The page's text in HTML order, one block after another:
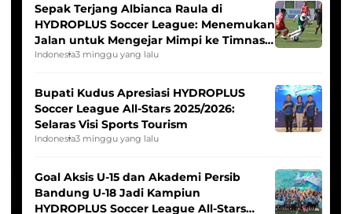
Sepak Terjang Albianca Raula di
HYDROPLUS Soccer League: Menemukan
Jalan untuk Mengejar Mimpi ke Timnas
Indonesia Putri
Indonesia3 minggu yang lalu
Bupati Kudus Apresiasi HYDROPLUS
Soccer League All-Stars 2025/2026:
Selaras Visi Sports Tourism
Indonesia3 minggu yang lalu
Goal Aksis U-15 dan Akademi Persib
Bandung U-18 Jadi Kampiun
HYDROPLUS Soccer League All-Stars